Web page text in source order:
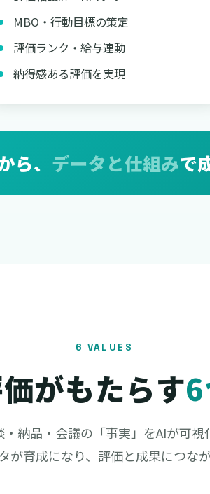
MBO・行動目標の策定
評価ランク・給与連動
納得感ある評価を実現
ら、 データと仕組みで
6 VALUES
がもたらす
・納品・会議の「事実」をAIが可視
が育成になり、評価と成果につなが